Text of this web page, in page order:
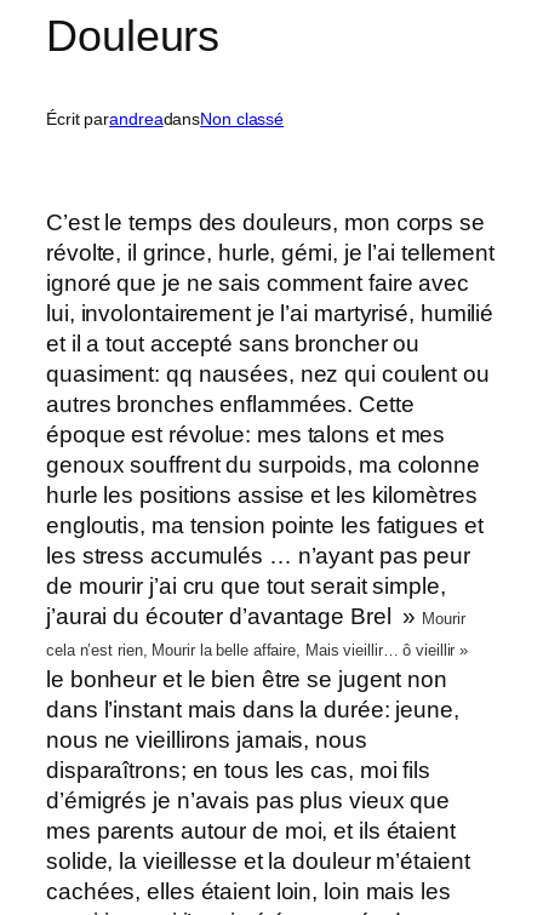
Douleurs
Écrit parandreadansNon classé
C’est le temps des douleurs, mon corps se
révolte, il grince, hurle, gémi, je l’ai tellement
ignoré que je ne sais comment faire avec
lui, involontairement je l’ai martyrisé, humilié
et il a tout accepté sans broncher ou
quasiment: qq nausées, nez qui coulent ou
autres bronches enflammées. Cette
époque est révolue: mes talons et mes
genoux souffrent du surpoids, ma colonne
hurle les positions assise et les kilomètres
engloutis, ma tension pointe les fatigues et
les stress accumulés … n’ayant pas peur
de mourir j’ai cru que tout serait simple,
j’aurai du écouter d’avantage Brel » Mourir
cela n’est rien, Mourir la belle affaire, Mais vieillir… ô vieillir »
le bonheur et le bien être se jugent non
dans l’instant mais dans la durée: jeune,
nous ne vieillirons jamais, nous
disparaîtrons; en tous les cas, moi fils
d’émigrés je n’avais pas plus vieux que
mes parents autour de moi, et ils étaient
solide, la vieillesse et la douleur m’étaient
cachées, elles étaient loin, loin mais les